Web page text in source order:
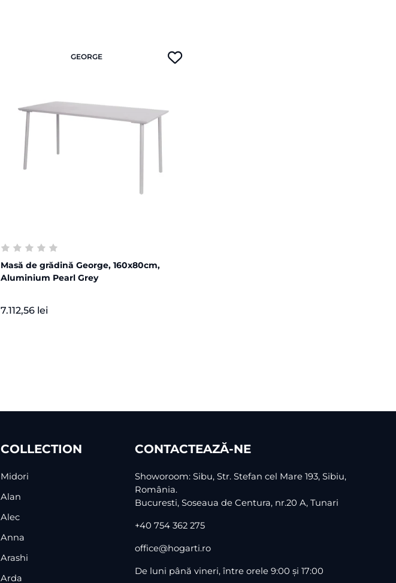
GEORGE
Masă de grădină George, 160x80cm,
Aluminium Pearl Grey
7.112,56 lei
COLLECTION
Midori
Alan
Alec
Anna
Arashi
Arda
CONTACTEAZĂ-NE
Showoroom: Sibu, Str. Stefan cel Mare 193, Sibiu,
România.
Bucuresti, Soseaua de Centura, nr.20 A, Tunari
+40 754 362 275
office@hogarti.ro
De luni până vineri, între orele 9:00 și 17:00